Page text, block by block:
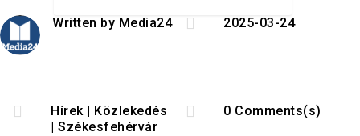
Written by Media24  2025-03-24
 Hírek| Közlekedés
|Székesfehérvár
 0 Comments(s)